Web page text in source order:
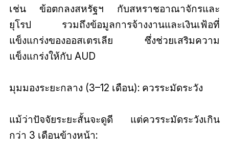
เช่น ข้อตกลงสหรัฐฯ กับสหราชอาณาจักรและ
ยุโรป รวมถึงข้อมูลการจ้างงานและเงินเฟ้อที่
แข็งแกร่งของออสเตรเลีย ซึ่งช่วยเสริมความ
แข็งแกร่งให้กับ AUD
มุมมองระยะกลาง (3–12 เดือน): ควรระมัดระวัง
แม้ว่าปัจจัยระยะสั้นจะดูดี แต่ควรระมัดระวังเกิน
กว่า 3 เดือนข้างหน้า: